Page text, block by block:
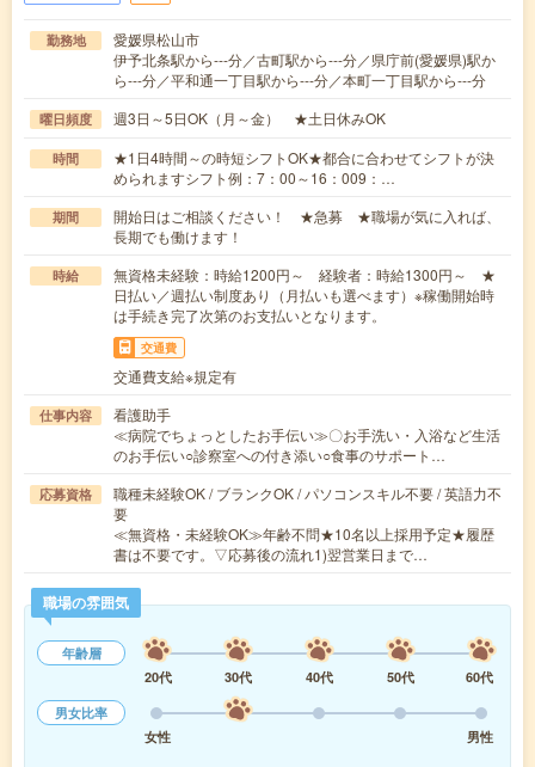
勤務地
愛媛県松山市
伊予北条駅から---分／古町駅から---分／県庁前(愛媛県)駅か
ら---分／平和通一丁目駅から---分／本町一丁目駅から---分
曜日頻度 週3日～5日OK（月～金） ★土日休みOK
時間
★1日4時間～の時短シフトOK★都合に合わせてシフトが決
められますシフト例：7：00～16：009：…
期間
開始日はご相談ください！ ★急募 ★職場が気に入れば、
長期でも働けます！
時給
無資格未経験：時給1200円～ 経験者：時給1300円～ ★
日払い／週払い制度あり（月払いも選べます）※稼働開始時
は手続き完了次第のお支払いとなります。
交通費
交通費支給※規定有
仕事内容
看護助手
≪病院でちょっとしたお手伝い≫〇お手洗い・入浴など生活
のお手伝い○診察室への付き添い○食事のサポート…
応募資格
職種未経験OK / ブランクOK / パソコンスキル不要 / 英語力不
要
≪無資格・未経験OK≫年齢不問★10名以上採用予定★履歴
書は不要です。▽応募後の流れ1)翌営業日まで…
職場の雰囲気
年齢層
20代
30代 40代 50代
60代
男女比率
女性
男性